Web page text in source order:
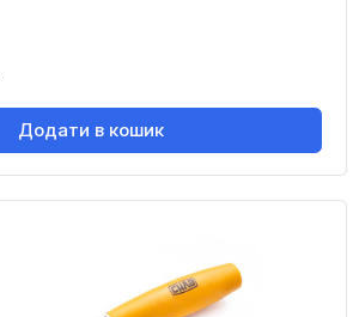
Додати в кошик